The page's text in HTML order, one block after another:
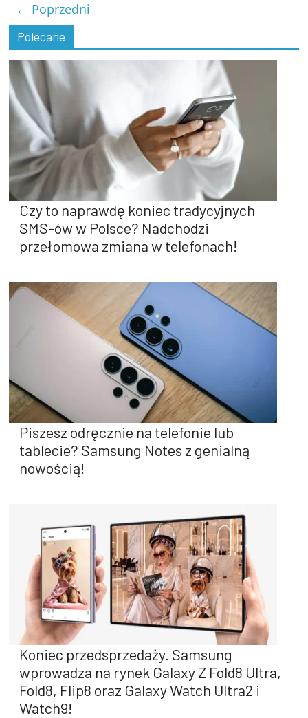
← Poprzedni
Polecane
Czy to naprawdę koniec tradycyjnych
SMS-ów w Polsce? Nadchodzi
przełomowa zmiana w telefonach!
Piszesz odręcznie na telefonie lub
tablecie? Samsung Notes z genialną
nowością!
Koniec przedsprzedaży. Samsung
wprowadza na rynek Galaxy Z Fold8 Ultra,
Fold8, Flip8 oraz Galaxy Watch Ultra2 i
Watch9!